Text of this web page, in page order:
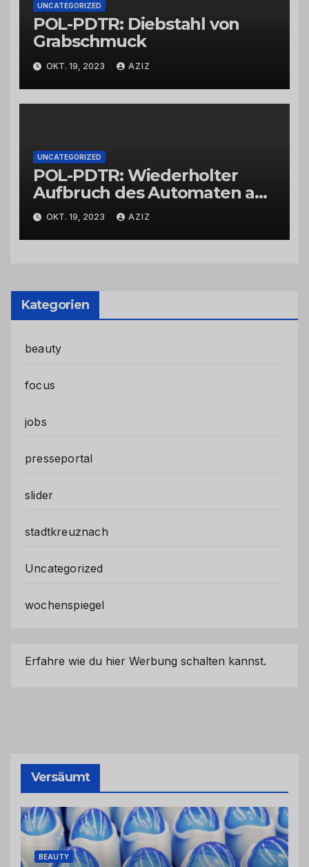
UNCATEGORIZED
POL-PDTR: Diebstahl von
Grabschmuck
OKT. 19, 2023 AZIZ
UNCATEGORIZED
POL-PDTR: Wiederholter
Aufbruch des Automaten am
Wohnmobilstellplatz in
Hermeskeil am Labachweg
OKT. 19, 2023 AZIZ
Kategorien
beauty
focus
jobs
presseportal
slider
stadtkreuznach
Uncategorized
wochenspiegel
Erfahre wie du hier Werbung schalten kannst.
Versäumt
BEAUTY